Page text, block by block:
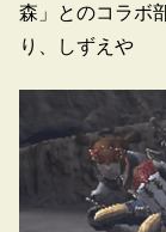
森」とのコラボ
り、しずえや